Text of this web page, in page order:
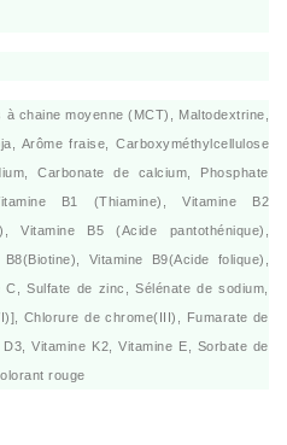
chaine moyenne (MCT), Maltodextrine,
Arôme fraise, Carboxyméthylcellulose
Carbonate de calcium, Phosphate
B1 (Thiamine), Vitamine B2
Vitamine B5 (Acide pantothénique),
Vitamine B9(Acide folique),
C, Sulfate de zinc, Sélénate de sodium,
Chlorure de chrome(III), Fumarate de
Vitamine K2, Vitamine E, Sorbate de
rouge